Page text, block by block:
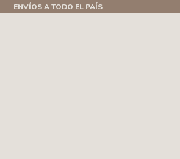
ENVÍOS A TODO EL PAÍS